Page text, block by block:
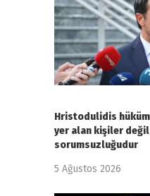
Hristodulidis
yer alan kişiler
sorumsuzluğudur
5 Ağustos 2026